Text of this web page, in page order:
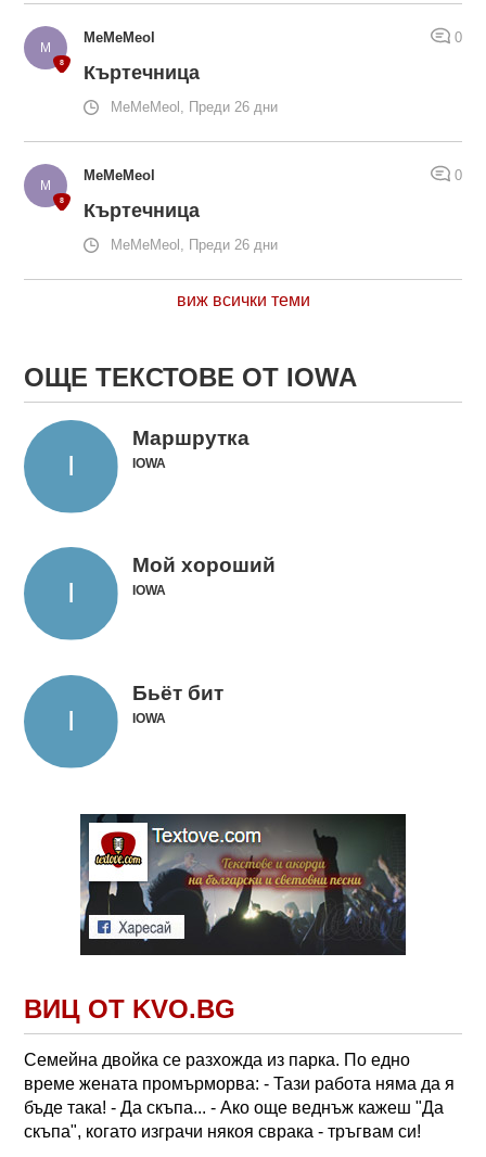
MeMeMeol 0
Къртечница
MeMeMeol, Преди 26 дни
MeMeMeol 0
Къртечница
MeMeMeol, Преди 26 дни
виж всички теми
ОЩЕ ТЕКСТОВЕ ОТ IOWA
Маршрутка
IOWA
Мой хороший
IOWA
Бьёт бит
IOWA
ВИЦ ОТ KVO.BG
Семейна двойка се разхожда из парка. По едно
време жената промърморва: - Тази работа няма да я
бъде така! - Да скъпа... - Ако още веднъж кажеш "Да
скъпа", когато изграчи някоя сврака - тръгвам си!